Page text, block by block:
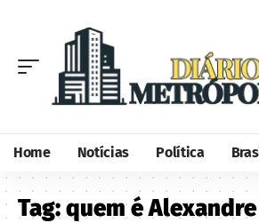
Home Notícias Política
Tag:quem é